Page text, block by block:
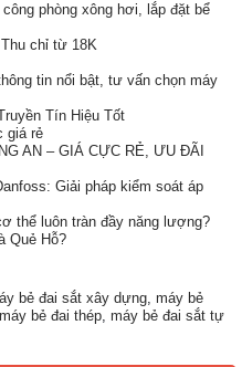
phòng xông hơi, lắp đặt bể
chỉ từ 18K
tin nổi bật, tư vấn chọn máy
Tín Hiệu Tốt
giá rẻ
AN – GIÁ CỰC RẺ, ƯU ĐÃI
Giải pháp kiểm soát áp
thể luôn tràn đầy năng lượng?
Quẻ Hỗ?
bẻ đai sắt xây dựng, máy bẻ
máy bẻ đai thép, máy bẻ đai sắt tự